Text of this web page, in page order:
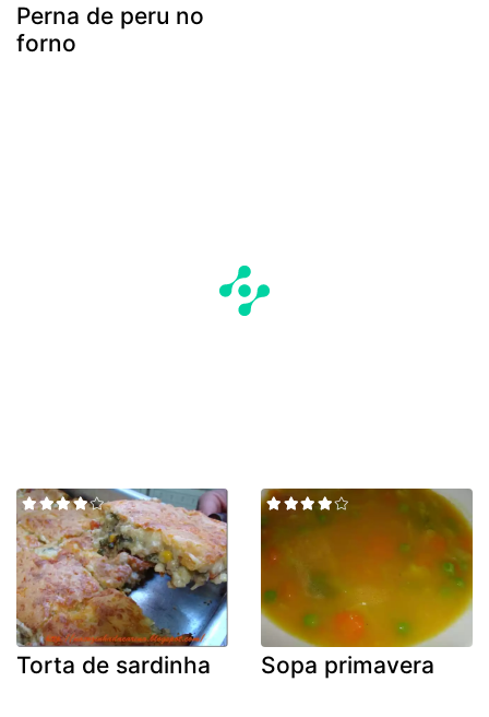
Perna de peru no
forno
Torta de sardinha Sopa primavera